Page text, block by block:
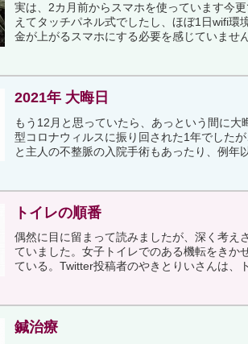
実は、2カ月前からスマホを使っています今
えてタッチパネル式でしたし、ほぼ1日wifi
金が上がるスマホにする必要を感じていませ
2021年 大晦日
もう12月と思っていたら、あっという間に
型コロナウィルスに振り回された1年でした
と主人の不整脈の入院手術もあったり、例年
トイレの順番
偶然に目に留まって読みましたが、深く考え
ていました。女子トイレでのある機転をきか
ている。Twitter投稿者のやきとりいさんは、
鍼治療